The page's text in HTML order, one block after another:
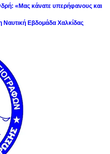
«Μας κάνατε υπερήφανους και
Ναυτική Εβδομάδα Χαλκίδας